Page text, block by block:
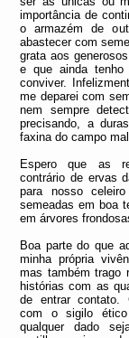
A ideia desse
ajudem na
pequeninas
ser as únicas ou
importância de
o armazém de
abastecer com
grata aos
e que ainda
conviver.
me deparei com
nem sempre
precisando, a
faxina do campo
Espero que as
contrário de ervas
para nosso
semeadas em boa
em árvores
Boa parte do que
minha própria
mas também trago
histórias com as